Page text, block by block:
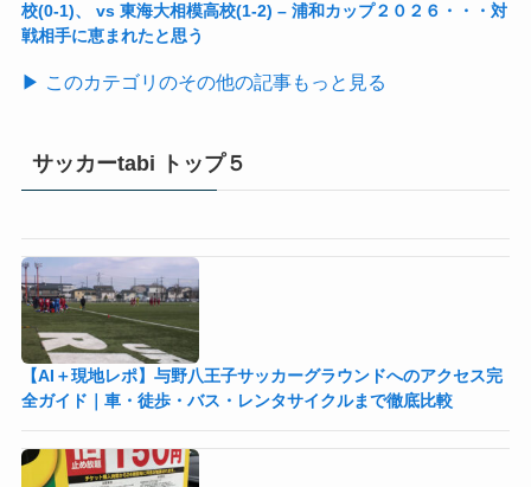
校(0-1)、 vs 東海大相模高校(1-2) – 浦和カップ２０２６・・・対
戦相手に恵まれたと思う
▶ このカテゴリのその他の記事もっと見る
サッカーtabi トップ５
【AI＋現地レポ】与野八王子󠁣󠁴󠁿󠁣󠁴󠁿サッカーグラウンドへのアクセス完
全ガイド｜車・徒歩・バス・レンタサイクルまで徹底比較